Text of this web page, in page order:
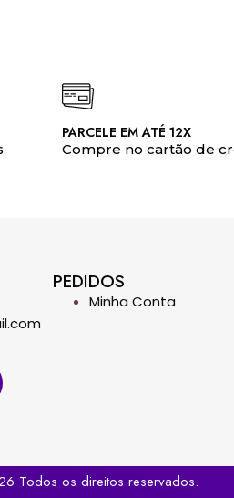
PARCELE EM ATÉ 12X
Compre no cartão de
PEDIDOS
Minha Conta
Todos os direitos reservados.